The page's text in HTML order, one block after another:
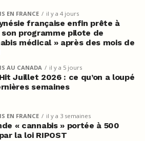
EN FRANCE il y a 4 jours
française enfin prête à
programme pilote de
médical » après des mois de
AU CANADA il y a 5 jours
Juillet 2026 : ce qu’on a loupé
semaines
EN FRANCE il y a 3 semaines
« cannabis » portée à 500
la loi RIPOST